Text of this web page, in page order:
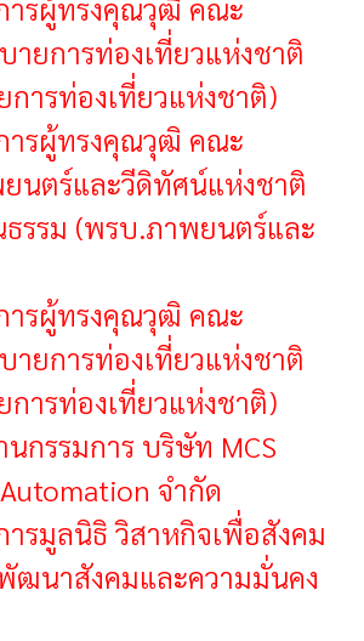
ารผู้ทรงคุณวุฒิ คณะ
ายการท่องเที่ยวแห่งชาติ
ารท่องเที่ยวแห่งชาติ)
ารผู้ทรงคุณวุฒิ คณะ
นตร์และวีดิทัศน์แห่งชาติ
รรม (พรบ.ภาพยนตร์และ
ารผู้ทรงคุณวุฒิ คณะ
ายการท่องเที่ยวแห่งชาติ
ารท่องเที่ยวแห่งชาติ)
นกรรมการ บริษัท MCS
จำกัด
ารมูลนิธิ วิสาหกิจเพื่อสังคม
ฒนาสังคมและความมั่นคง